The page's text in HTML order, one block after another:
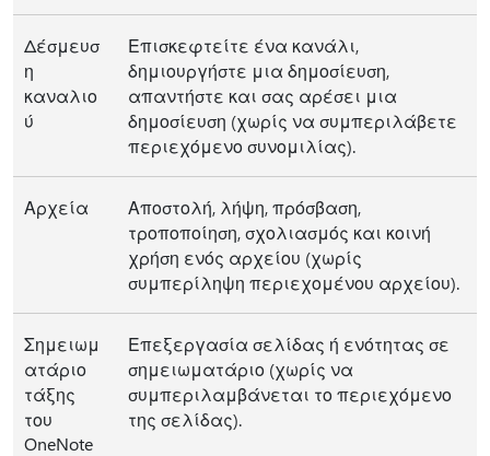
Δέσμευσ
η
καναλιο
ύ
Επισκεφτείτε ένα κανάλι,
δημιουργήστε μια δημοσίευση,
απαντήστε και σας αρέσει μια
δημοσίευση (χωρίς να συμπεριλάβετε
περιεχόμενο συνομιλίας).
Αρχεία
Αποστολή, λήψη, πρόσβαση,
τροποποίηση, σχολιασμός και κοινή
χρήση ενός αρχείου (χωρίς
συμπερίληψη περιεχομένου αρχείου).
Σημειωμ
ατάριο
τάξης
του
OneNote
Επεξεργασία σελίδας ή ενότητας σε
σημειωματάριο (χωρίς να
συμπεριλαμβάνεται το περιεχόμενο
της σελίδας).